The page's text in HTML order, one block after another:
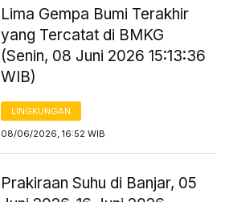
Lima Gempa Bumi Terakhir
yang Tercatat di BMKG
(Senin, 08 Juni 2026 15:13:36
WIB)
LINGKUNGAN
08/06/2026, 16:52 WIB
Prakiraan Suhu di Banjar, 05